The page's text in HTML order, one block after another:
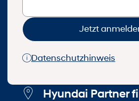
Jetzt
Datenschutzhinweis
Hyundai Partner